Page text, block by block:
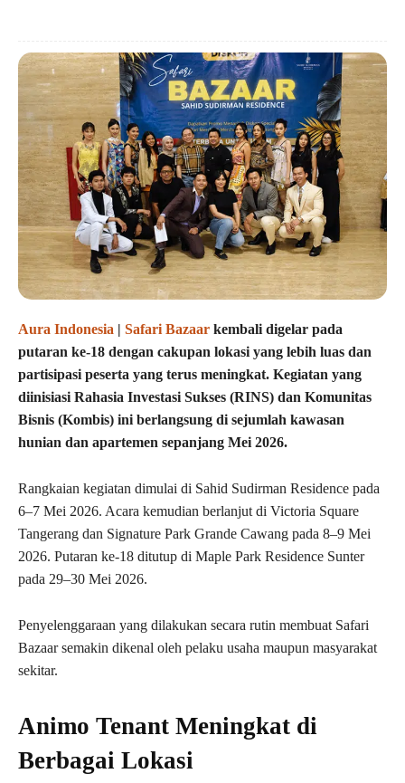
Aura Indonesia | Safari Bazaar kembali digelar pada
putaran ke-18 dengan cakupan lokasi yang lebih luas dan
partisipasi peserta yang terus meningkat. Kegiatan yang
diinisiasi Rahasia Investasi Sukses (RINS) dan Komunitas
Bisnis (Kombis) ini berlangsung di sejumlah kawasan
hunian dan apartemen sepanjang Mei 2026.
Rangkaian kegiatan dimulai di Sahid Sudirman Residence pada
6–7 Mei 2026. Acara kemudian berlanjut di Victoria Square
Tangerang dan Signature Park Grande Cawang pada 8–9 Mei
2026. Putaran ke-18 ditutup di Maple Park Residence Sunter
pada 29–30 Mei 2026.
Penyelenggaraan yang dilakukan secara rutin membuat Safari
Bazaar semakin dikenal oleh pelaku usaha maupun masyarakat
sekitar.
Animo Tenant Meningkat di
Berbagai Lokasi